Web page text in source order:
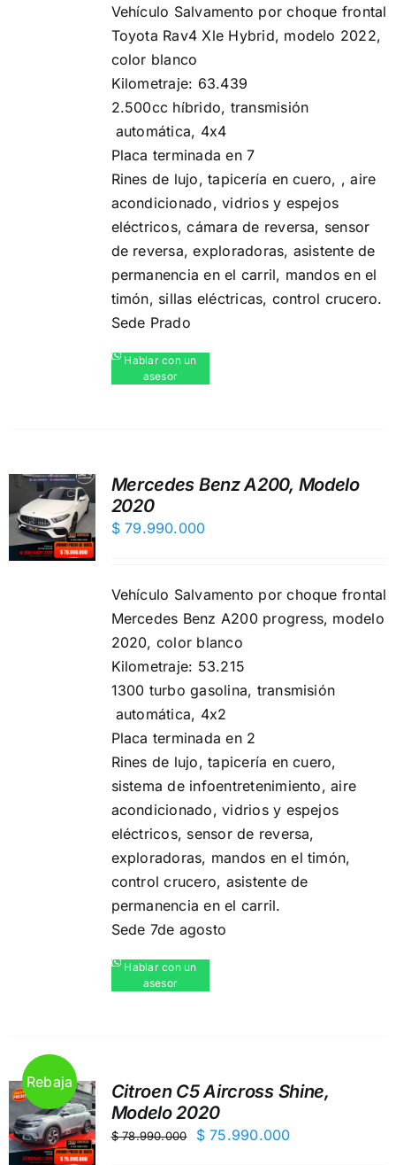
Vehículo Salvamento por choque frontal
Toyota Rav4 Xle Hybrid, modelo 2022,
color blanco
Kilometraje: 63.439
2.500cc híbrido, transmisión
automática, 4x4
Placa terminada en 7
Rines de lujo, ️tapicería en cuero, ,️ aire
acondicionado, vidrios y espejos
eléctricos,️ cámara de reversa,️ sensor
de reversa,️ exploradoras, asistente de
permanencia en el carril, mandos en el
timón, sillas eléctricas, control crucero.
Sede Prado
Hablar con un
asesor
Mercedes Benz A200, Modelo
2020
$79.990.000
Vehículo Salvamento por choque frontal
Mercedes Benz A200 progress, modelo
2020, color blanco
Kilometraje: 53.215
1300 turbo gasolina, transmisión
automática, 4x2
Placa terminada en 2
Rines de lujo, ️tapicería en cuero,
sistema de infoentretenimiento,️ aire
acondicionado, vidrios y espejos
eléctricos,️ sensor de reversa,️
exploradoras, mandos en el timón,
control crucero, asistente de
permanencia en el carril.
Sede 7de agosto
Hablar con un
asesor
Rebaja
Citroen C5 Aircross Shine,
Modelo 2020
$78.990.000
El
$75.990.000El